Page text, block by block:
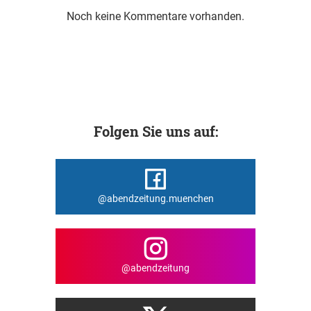
Noch keine Kommentare vorhanden.
Folgen Sie uns auf:
@abendzeitung.muenchen
@abendzeitung